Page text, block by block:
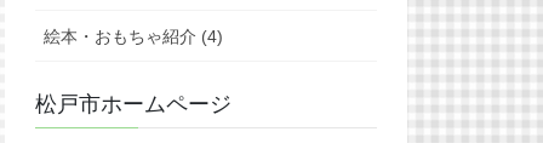
絵本・おもちゃ紹介 (4)
松戸市ホームページ